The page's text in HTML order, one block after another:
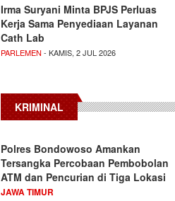
Irma Suryani Minta BPJS Perluas
Kerja Sama Penyediaan Layanan
Cath Lab
PARLEMEN - KAMIS, 2 JUL 2026
KRIMINAL
Polres Bondowoso Amankan
Tersangka Percobaan Pembobolan
ATM dan Pencurian di Tiga Lokasi
JAWA TIMUR